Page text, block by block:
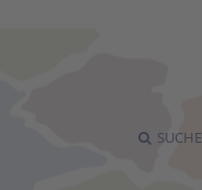
SUCHE